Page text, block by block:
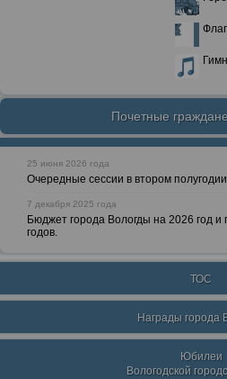
Флаг
Гимн
Почетные
25 июня 2026 года
Очередные сессии в втором
7 декабря 2025 года
Бюджет города Вологды на 2026 год
годов.
ТОС
Награды города
Юбилеи
Вологодской